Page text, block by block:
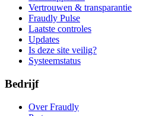
Vertrouwen & transparantie
Fraudly Pulse
Laatste controles
Updates
Is deze site veilig?
Systeemstatus
Bedrijf
Over Fraudly